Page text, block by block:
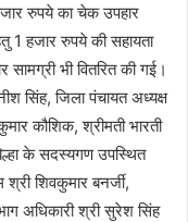
रुपये का चेक उपहार
1 हजार रुपये की सहायता
भी वितरित की गई।
सिंह, जिला पंचायत अध्यक्ष
कौशिक, श्रीमती भारती
के सदस्यगण उपस्थित
शिवकुमार बनर्जी,
अधिकारी श्री सुरेश सिंह